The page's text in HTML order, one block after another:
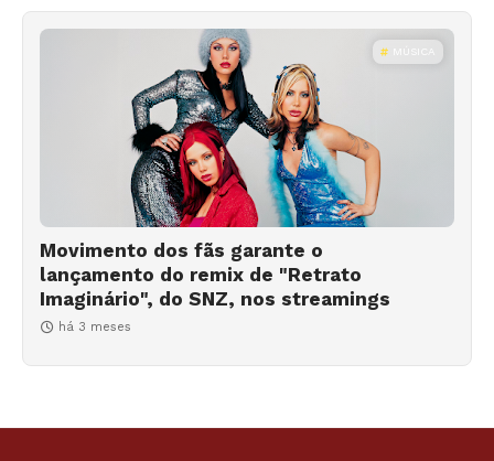
MÚSICA
Movimento dos fãs garante o
lançamento do remix de "Retrato
Imaginário", do SNZ, nos streamings
há 3 meses